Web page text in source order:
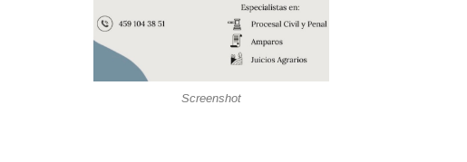
Screenshot